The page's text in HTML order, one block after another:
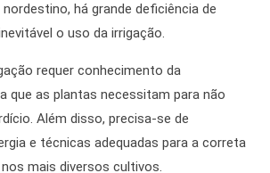
há grande deficiência de
o uso da irrigação.
requer conhecimento da
que as plantas necessitam para não
Além disso, precisa-se de
e técnicas adequadas para a correta
mais diversos cultivos.